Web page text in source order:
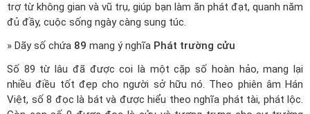
trợ từ không gian và vũ trụ, giúp bạn làm ăn phát đạt, quanh năm
đủ đầy, cuộc sống ngày càng sung túc.
» Dãy số chứa 89 mang ý nghĩa Phát trường cửu
Số 89 từ lâu đã được coi là một cặp số hoàn hảo, mang lại
nhiều điều tốt đẹp cho người sở hữu nó. Theo phiên âm Hán
Việt, số 8 đọc là bát và được hiểu theo nghĩa phát tài, phát lộc.